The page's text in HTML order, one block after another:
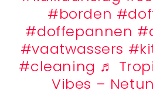
#borden
#doffepannen
#vaatwassers
#cleaning ♬
Vibes –